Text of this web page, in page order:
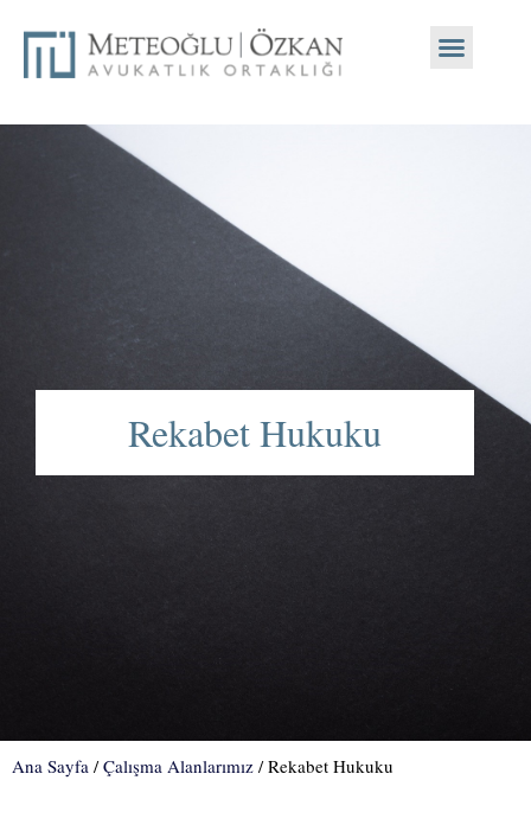
Rekabet Hukuku
Ana Sayfa /Çalışma Alanlarımız /Rekabet Hukuku